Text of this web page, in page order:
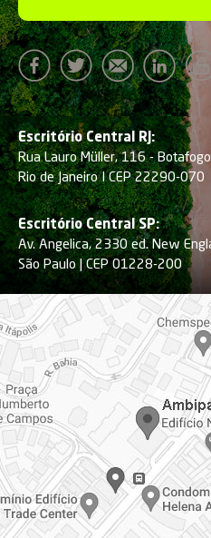
Escritório Central RJ:
Rua Lauro Müller, 116 -
Rio de Janeiro I CEP 22290-070
Escritório Central SP:
Av. Angelica, 2330 ed. New
São Paulo | CEP 01228-200